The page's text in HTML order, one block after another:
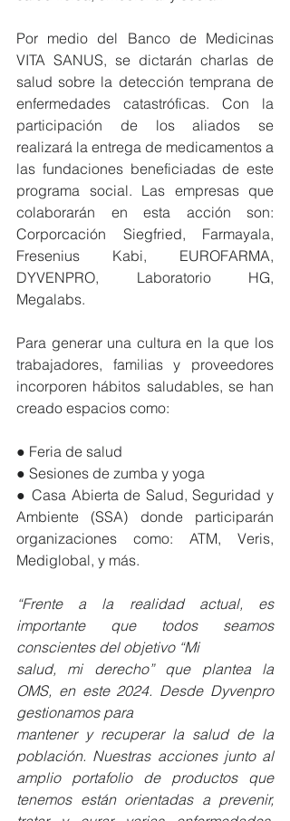
Por medio del Banco de Medicinas
VITA SANUS, se dictarán charlas de
salud sobre la detección temprana de
enfermedades catastróficas. Con la
participación de los aliados se
realizará la entrega de medicamentos a
las fundaciones beneficiadas de este
programa social. Las empresas que
colaborarán en esta acción son:
Corporcación Siegfried, Farmayala,
Fresenius Kabi, EUROFARMA,
DYVENPRO, Laboratorio HG,
Megalabs.
Para generar una cultura en la que los
trabajadores, familias y proveedores
incorporen hábitos saludables, se han
creado espacios como:
● Feria de salud
● Sesiones de zumba y yoga
● Casa Abierta de Salud, Seguridad y
Ambiente (SSA) donde participarán
organizaciones como: ATM, Veris,
Mediglobal, y más.
“Frente a la realidad actual, es
importante que todos seamos
conscientes del objetivo “Mi
salud, mi derecho” que plantea la
OMS, en este 2024. Desde Dyvenpro
gestionamos para
mantener y recuperar la salud de la
población. Nuestras acciones junto al
amplio portafolio de productos que
tenemos están orientadas a prevenir,